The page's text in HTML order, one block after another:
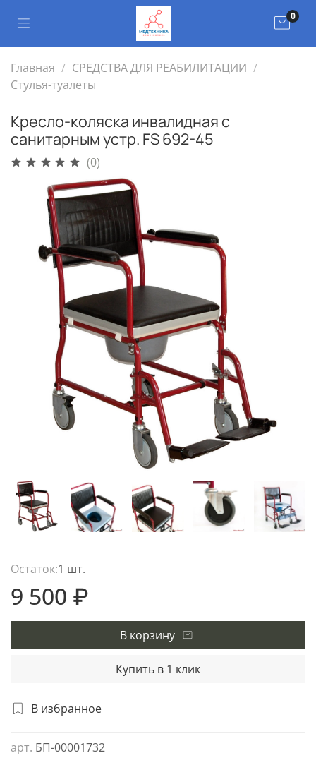
0
Главная
СРЕДСТВА ДЛЯ РЕАБИЛИТАЦИИ
Стулья-туалеты
Кресло-коляска инвалидная с
санитарным устр. FS 692-45
(0)
В избранное
арт. БП-00001732
Остаток:1 шт.
9 500 ₽
В корзину
Купить в 1 клик